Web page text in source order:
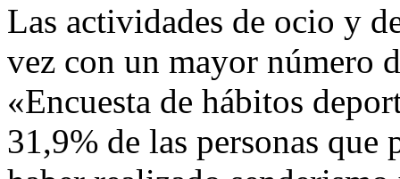
Las actividades de ocio y
vez con un mayor número
«Encuesta de hábitos
31,9% de las personas